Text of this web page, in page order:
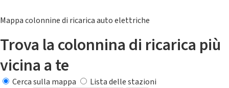
Mappa colonnine di ricarica auto elettriche
Trova la colonnina di ricarica più
vicina a te
Cerca sulla mappa
Lista delle stazioni